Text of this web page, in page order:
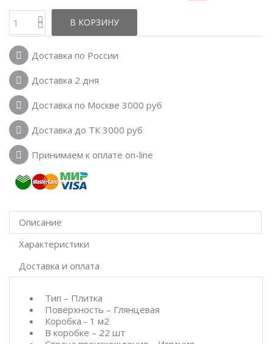
В КОРЗИНУ
Доставка по России
Доставка 2 дня
Доставка по Москве 3000 руб
Доставка до ТК 3000 руб
Принимаем к оплате on-line
Описание
Характеристики
Доставка и оплата
Тип – Плитка
Поверхность – Глянцевая
Коробка - 1 м2
В коробке – 22 шт